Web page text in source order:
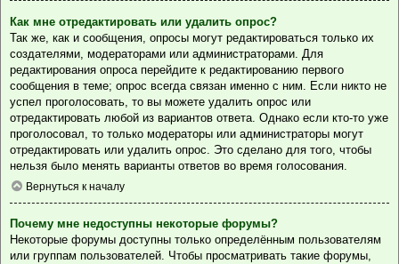
Как мне отредактировать или удалить опрос?
Так же, как и сообщения, опросы могут редактироваться только их
создателями, модераторами или администраторами. Для
редактирования опроса перейдите к редактированию первого
сообщения в теме; опрос всегда связан именно с ним. Если никто не
успел проголосовать, то вы можете удалить опрос или
отредактировать любой из вариантов ответа. Однако если кто-то уже
проголосовал, то только модераторы или администраторы могут
отредактировать или удалить опрос. Это сделано для того, чтобы
нельзя было менять варианты ответов во время голосования.
Вернуться к началу
Почему мне недоступны некоторые форумы?
Некоторые форумы доступны только определённым пользователям
или группам пользователей. Чтобы просматривать такие форумы,